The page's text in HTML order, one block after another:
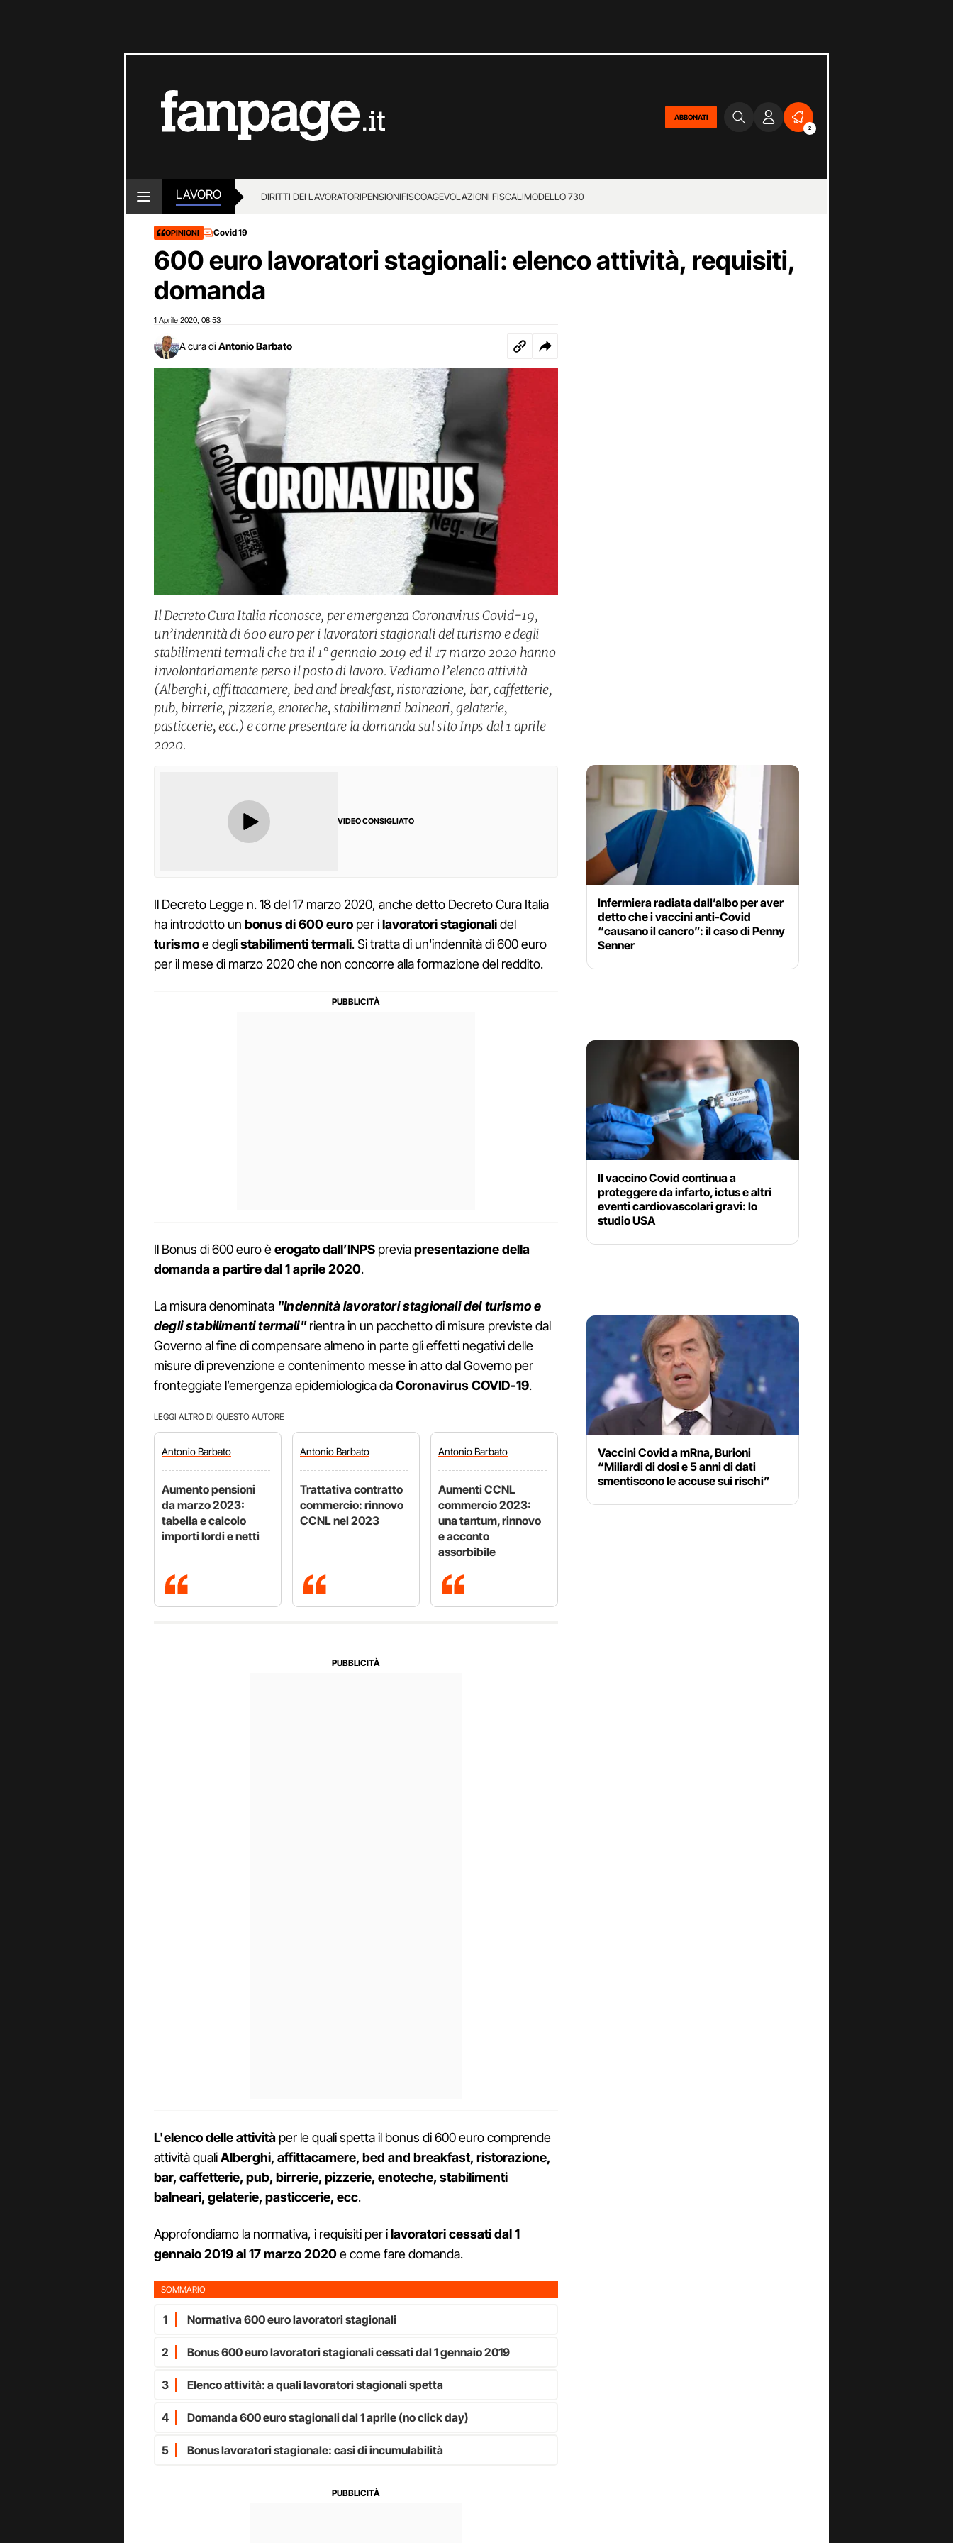
ABBONATI
2
LAVORO DIRITTI DEI LAVORATORIPENSIONIFISCOAGEVOLAZIONI FISCALIMODELLO 730
OPINIONI Covid 19
600 euro lavoratori stagionali: elenco attività, requisiti,
domanda
1 Aprile 2020 08:53
A cura di Antonio Barbato
Il Decreto Cura Italia riconosce, per emergenza Coronavirus Covid-19,
un’indennità di 600 euro per i lavoratori stagionali del turismo e degli
stabilimenti termali che tra il 1° gennaio 2019 ed il 17 marzo 2020 hanno
involontariamente perso il posto di lavoro. Vediamo l’elenco attività
(Alberghi, affittacamere, bed and breakfast, ristorazione, bar, caffetterie,
pub, birrerie, pizzerie, enoteche, stabilimenti balneari, gelaterie,
pasticcerie, ecc.) e come presentare la domanda sul sito Inps dal 1 aprile
2020.
VIDEO CONSIGLIATO
Il Decreto Legge n. 18 del 17 marzo 2020, anche detto Decreto Cura Italia
ha introdotto un bonus di 600 euro per ilavoratori stagionalidel
turismoe deglistabilimenti termali. Si tratta di un'indennità di 600 euro
per il mese di marzo 2020 che non concorre alla formazione del reddito.
Il Bonus di 600 euro èerogato dall’INPS previapresentazione della
domanda a partire dal 1 aprile 2020.
La misura denominata "Indennità lavoratori stagionali del turismo e
degli stabilimenti termali" rientra in un pacchetto di misure previste dal
Governo al fine di compensare almeno in parte gli effetti negativi delle
misure di prevenzione e contenimento messe in atto dal Governo per
fronteggiate l’emergenza epidemiologica daCoronavirus COVID-19.
LEGGI ALTRO DI QUESTO AUTORE
AntonioBarbato
Aumento pensioni
da marzo 2023:
tabella e calcolo
importi lordi e netti
AntonioBarbato
Trattativa contratto
commercio: rinnovo
CCNL nel 2023
AntonioBarbato
Aumenti CCNL
commercio 2023:
una tantum, rinnovo
e acconto
assorbibile
L'elenco delle attività per le quali spetta il bonus di 600 euro comprende
attività qualiAlberghi, affittacamere, bed and breakfast, ristorazione,
bar, caffetterie, pub, birrerie, pizzerie, enoteche, stabilimenti
balneari, gelaterie, pasticcerie, ecc.
Approfondiamo la normativa, i requisiti per ilavoratori cessati dal 1
gennaio 2019 al 17 marzo 2020e come fare domanda.
SOMMARIO
1 Normativa 600 euro lavoratori stagionali
2 Bonus 600 euro lavoratori stagionali cessati dal 1 gennaio 2019
3 Elenco attività: a quali lavoratori stagionali spetta
4 Domanda 600 euro stagionali dal 1 aprile (no click day)
5 Bonus lavoratori stagionale: casi di incumulabilità
Infermiera radiata dall’albo per aver
detto che i vaccini anti-Covid
“causano il cancro”: il caso di Penny
Senner
Il vaccino Covid continua a
proteggere da infarto, ictus e altri
eventi cardiovascolari gravi: lo
studio USA
Vaccini Covid a mRna, Burioni
“Miliardi di dosi e 5 anni di dati
smentiscono le accuse sui rischi”